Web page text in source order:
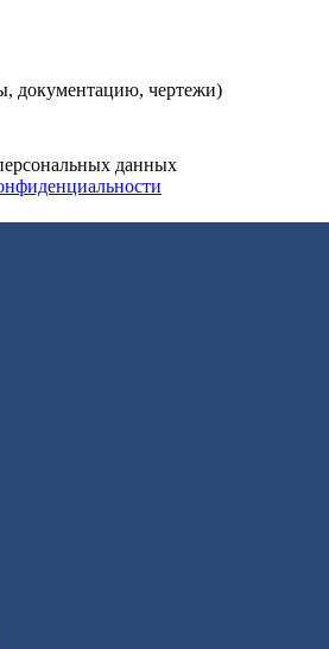
документацию, чертежи)
данных